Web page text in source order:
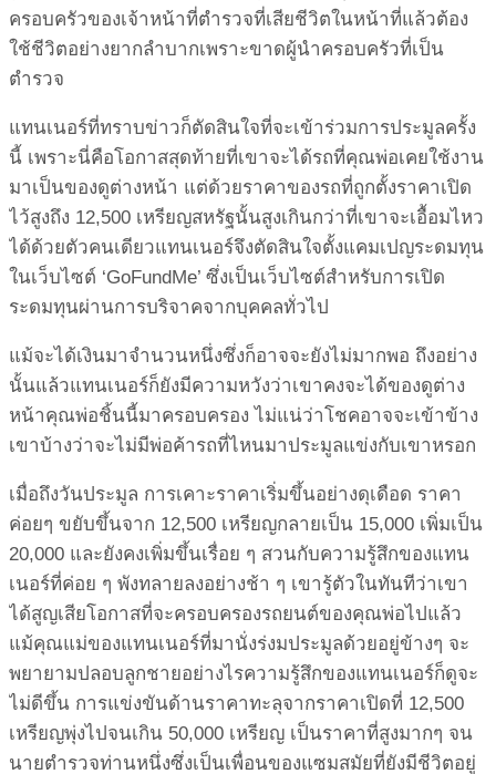
ครอบครัวของเจ้าหน้าที่ตำรวจที่เสียชีวิตในหน้าที่แล้วต้อง
ใช้ชีวิตอย่างยากลำบากเพราะขาดผู้นำครอบครัวที่เป็น
ตำรวจ
แทนเนอร์ที่ทราบข่าวก็ตัดสินใจที่จะเข้าร่วมการประมูลครั้ง
นี้ เพราะนี่คือโอกาสสุดท้ายที่เขาจะได้รถที่คุณพ่อเคยใช้งาน
มาเป็นของดูต่างหน้า แต่ด้วยราคาของรถที่ถูกตั้งราคาเปิด
ไว้สูงถึง 12,500 เหรียญสหรัฐนั้นสูงเกินกว่าที่เขาจะเอื้อมไหว
ได้ด้วยตัวคนเดียวแทนเนอร์จึงตัดสินใจตั้งแคมเปญระดมทุน
ในเว็บไซต์ ‘GoFundMe’ ซึ่งเป็นเว็บไซต์สำหรับการเปิด
ระดมทุนผ่านการบริจาคจากบุคคลทั่วไป
แม้จะได้เงินมาจำนวนหนึ่งซึ่งก็อาจจะยังไม่มากพอ ถึงอย่าง
นั้นแล้วแทนเนอร์ก็ยังมีความหวังว่าเขาคงจะได้ของดูต่าง
หน้าคุณพ่อชิ้นนี้มาครอบครอง ไม่แน่ว่าโชคอาจจะเข้าข้าง
เขาบ้างว่าจะไม่มีพ่อค้ารถที่ไหนมาประมูลแข่งกับเขาหรอก
เมื่อถึงวันประมูล การเคาะราคาเริ่มขึ้นอย่างดุเดือด ราคา
ค่อยๆ ขยับขึ้นจาก 12,500 เหรียญกลายเป็น 15,000 เพิ่มเป็น
20,000 และยังคงเพิ่มขึ้นเรื่อย ๆ สวนกับความรู้สึกของแทน
เนอร์ที่ค่อย ๆ พังทลายลงอย่างช้า ๆ เขารู้ตัวในทันทีว่าเขา
ได้สูญเสียโอกาสที่จะครอบครองรถยนต์ของคุณพ่อไปแล้ว
แม้คุณแม่ของแทนเนอร์ที่มานั่งร่งมประมูลด้วยอยู่ข้างๆ จะ
พยายามปลอบลูกชายอย่างไรความรู้สึกของแทนเนอร์ก็ดูจะ
ไม่ดีขึ้น การแข่งขันด้านราคาทะลุจากราคาเปิดที่ 12,500
เหรียญพุ่งไปจนเกิน 50,000 เหรียญ เป็นราคาที่สูงมากๆ จน
นายตำรวจท่านหนึ่งซึ่งเป็นเพื่อนของแซมสมัยที่ยังมีชีวิตอยู่